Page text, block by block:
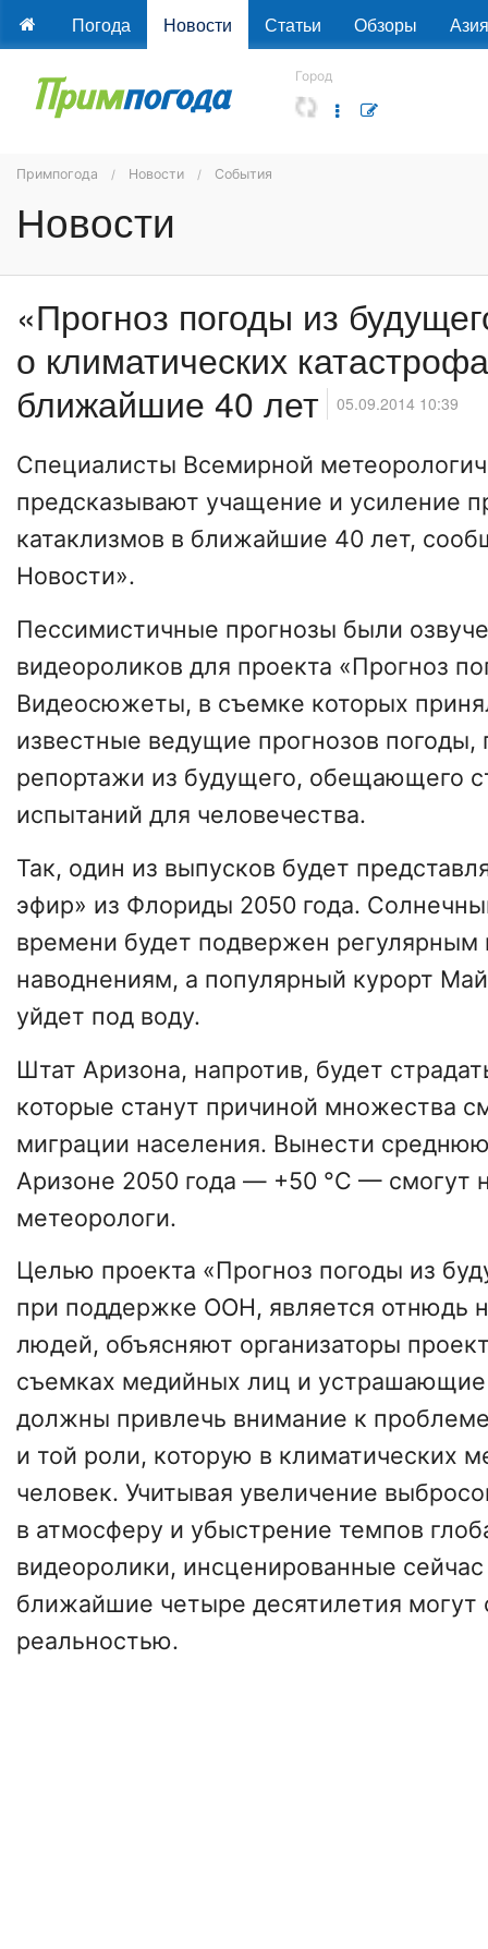
Погода Новости Статьи Обзоры Азия
Город
Примпогода Новости События
Новости
«Прогноз погоды из
о климатических
ближайшие 40 лет
05.09.2014 10:39
Специалисты Всемирной
предсказывают учащение и усиление
катаклизмов в ближайшие 40 лет,
Новости».
Пессимистичные прогнозы были
видеороликов для проекта «Прогноз
Видеосюжеты, в съемке которых
известные ведущие прогнозов погоды,
репортажи из будущего, обещающего
испытаний для человечества.
Так, один из выпусков будет
эфир» из Флориды 2050 года.
времени будет подвержен
наводнениям, а популярный курорт
уйдет под воду.
Штат Аризона, напротив, будет
которые станут причиной множества
миграции населения. Вынести
Аризоне 2050 года — +50 °C — смогут
метеорологи.
Целью проекта «Прогноз погоды из
при поддержке ООН, является отнюдь
людей, объясняют организаторы
съемках медийных лиц и
должны привлечь внимание к
и той роли, которую в климатических
человек. Учитывая увеличение
в атмосферу и убыстрение темпов
видеоролики, инсценированные
ближайшие четыре десятилетия могут
реальностью.